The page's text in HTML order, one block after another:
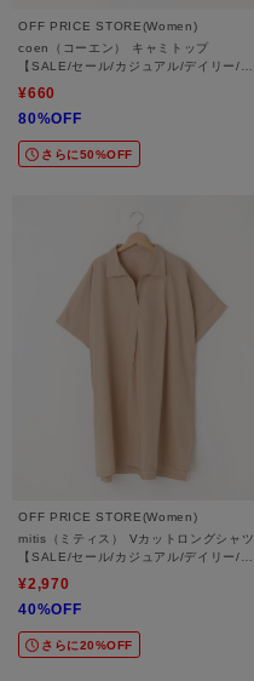
OFF PRICE STORE(Women)
coen（コーエン） キャミトップ
【SALE/セール/カジュアル/デイリー/ト
¥660
80%OFF
さらに50%OFF
OFF PRICE STORE(Women)
mitis（ミティス） Vカットロングシャツ
【SALE/セール/カジュアル/デイリー/ト
レンド/ゆったり】
¥2,970
40%OFF
さらに20%OFF